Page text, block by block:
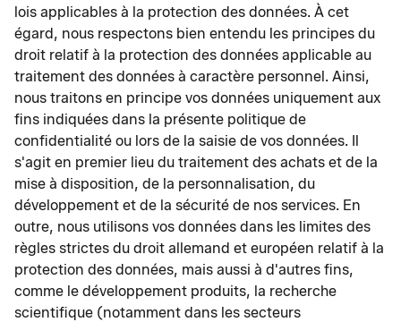
lois applicables à la protection des données. À cet
égard, nous respectons bien entendu les principes du
droit relatif à la protection des données applicable au
traitement des données à caractère personnel. Ainsi,
nous traitons en principe vos données uniquement aux
fins indiquées dans la présente politique de
confidentialité ou lors de la saisie de vos données. Il
s'agit en premier lieu du traitement des achats et de la
mise à disposition, de la personnalisation, du
développement et de la sécurité de nos services. En
outre, nous utilisons vos données dans les limites des
règles strictes du droit allemand et européen relatif à la
protection des données, mais aussi à d'autres fins,
comme le développement produits, la recherche
scientifique (notamment dans les secteurs